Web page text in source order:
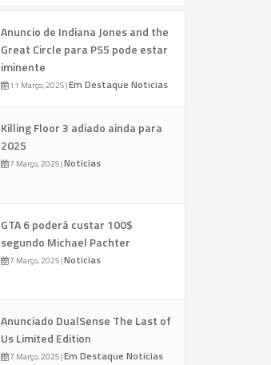
Anuncio de Indiana Jones and the
Great Circle para PS5 pode estar
iminente
11 Março, 2025|Em Destaque Noticias
Killing Floor 3 adiado ainda para
2025
7 Março, 2025|Noticias
GTA 6 poderá custar 100$
segundo Michael Pachter
7 Março, 2025|Noticias
Anunciado DualSense The Last of
Us Limited Edition
7 Março, 2025|Em Destaque Noticias